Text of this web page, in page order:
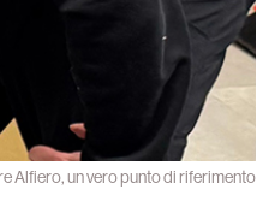
Alfiero, un vero punto di riferimento